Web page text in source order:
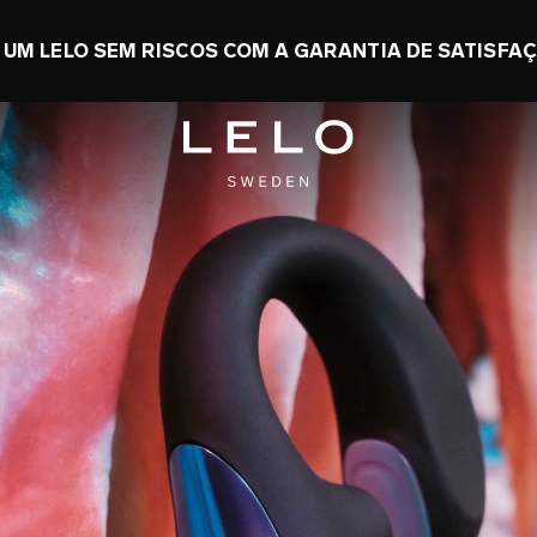
ATÉ 50% + GANHE UM TOY GRÁTIS 0 d